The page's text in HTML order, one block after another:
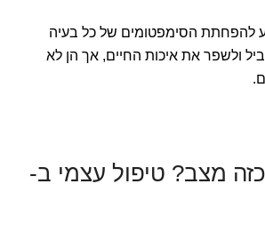
להפחתת הסימפטומים של כל בעיה
ולשפר את איכות החיים, אך הן לא
מצב? טיפול עצמי ב-